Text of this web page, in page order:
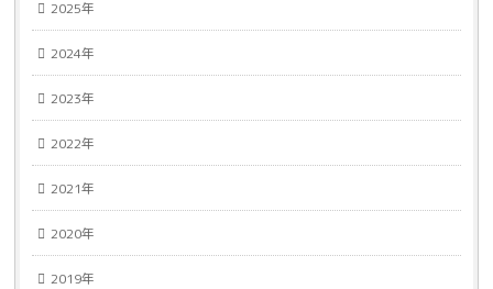
2025年
2024年
2023年
2022年
2021年
2020年
2019年